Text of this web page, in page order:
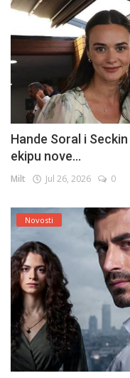
Hande Soral i
ekipu nove...
Milt Jul 26, 2026 0
Novosti